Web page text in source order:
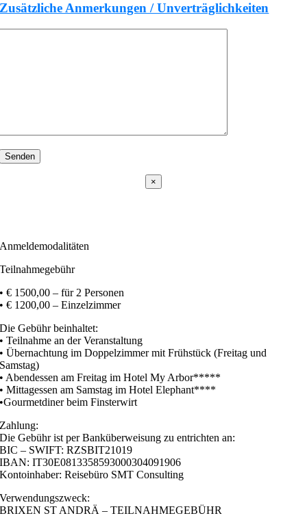
Zusätzliche Anmerkungen / Unverträglichkeiten
×
Anmeldemodalitäten
Teilnahmegebühr
• € 1500,00 – für 2 Personen
• € 1200,00 – Einzelzimmer
Die Gebühr beinhaltet:
• Teilnahme an der Veranstaltung
• Übernachtung im Doppelzimmer mit Frühstück (Freitag und
Samstag)
• Abendessen am Freitag im Hotel My Arbor*****
• Mittagessen am Samstag im Hotel Elephant****
•Gourmetdiner beim Finsterwirt
Zahlung:
Die Gebühr ist per Banküberweisung zu entrichten an:
BIC – SWIFT: RZSBIT21019
IBAN: IT30E0813358593000304091906
Kontoinhaber: Reisebüro SMT Consulting
Verwendungszweck:
BRIXEN ST ANDRÄ – TEILNAHMEGEBÜHR